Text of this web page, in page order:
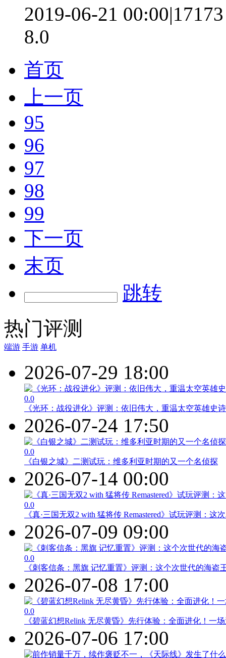
2019-06-21 00:00|17173
8.0
首页
上一页
95
96
97
98
99
下一页
末页
跳转
热门评测
端游 手游 单机
2026-07-29 18:00
0.0
《光环：战役进化》评测：依旧伟大，重温太空英雄史
2026-07-24 17:50
0.0
《白银之城》二测试玩：维多利亚时期的又一个名侦探
2026-07-14 00:00
0.0
《真·三国无双2 with 猛将传 Remastered》试玩评测：这
2026-07-09 09:00
0.0
《刺客信条：黑旗 记忆重置》评测：这个次世代的海盗
2026-07-08 17:00
0.0
《碧蓝幻想Relink 无尽黄昏》先行体验：全面进化！一
2026-07-06 17:00